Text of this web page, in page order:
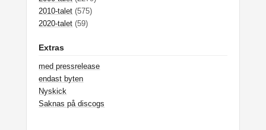
2010-talet (575)
2020-talet (59)
Extras
med pressrelease
endast byten
Nyskick
Saknas på discogs